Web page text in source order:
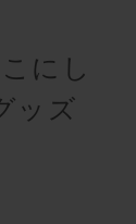
にし
ッズ